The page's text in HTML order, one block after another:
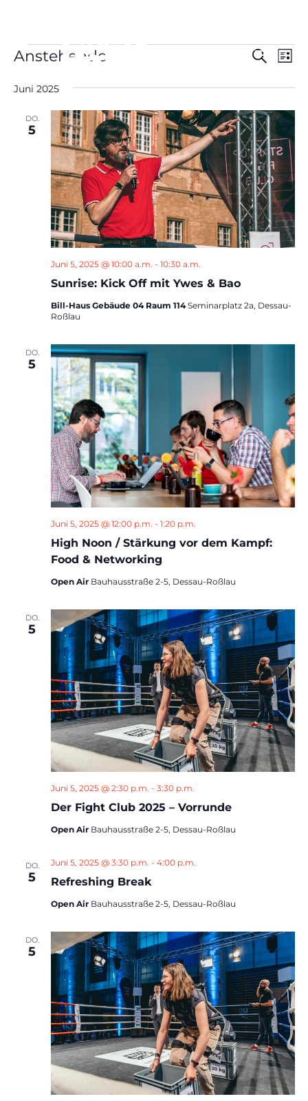
Veranstaltungen
und
SucheListe
Anstehende
wählen.
Juni 2025
DO.
5
Sunrise: Kick Off mit Ywes & Bao
Juni 5, 2025 @ 10:00 a.m. - 10:30 a.m.
Bill-Haus Gebäude 04 Raum 114Seminarplatz 2a, Dessau-
Roßlau
DO.
5
High Noon / Stärkung vor dem Kampf:
Food & Networking
Juni 5, 2025 @ 12:00 p.m. - 1:20 p.m.
Open Air Bauhausstraße 2-5, Dessau-Roßlau
DO.
5
Der Fight Club 2025 – Vorrunde
Juni 5, 2025 @ 2:30 p.m. - 3:30 p.m.
Open Air Bauhausstraße 2-5, Dessau-Roßlau
DO.
5 Refreshing Break
Juni 5, 2025 @ 3:30 p.m. - 4:00 p.m.
Open Air Bauhausstraße 2-5, Dessau-Roßlau
DO.
5